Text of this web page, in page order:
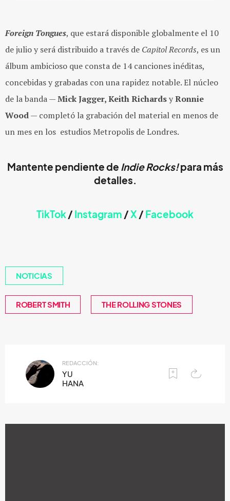
Foreign Tongues, que estará disponible globalmente el 10
de julio y será distribuido a través de Capitol Records, es un
álbum ambicioso que consta de 14 canciones inéditas,
concebidas y grabadas con una rapidez notable. El núcleo
de la banda —Mick Jagger, Keith RichardsyRonnie
Wood— completó la grabación del material en menos de
un mes en los estudios Metropolis de Londres.
Mantente pendiente de Indie Rocks!para más
detalles.
TikTok/ Instagram /X / Facebook
NOTICIAS
ROBERT SMITH THE ROLLING STONES
REDACCIÓN:
YU
HANA